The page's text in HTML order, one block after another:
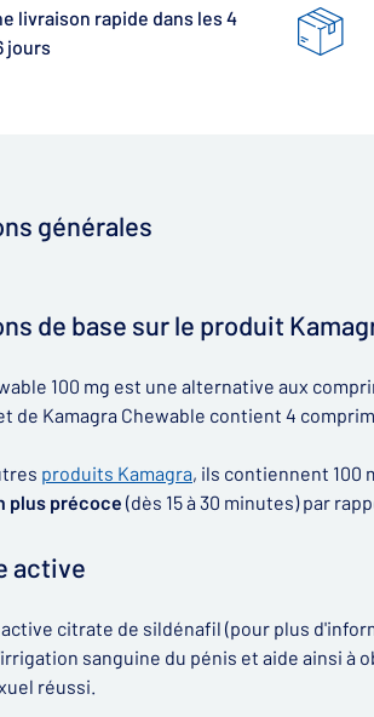
livraison rapide dans les 4
jours
générales
de base sur le produit
100 mg est une alternative aux
de Kamagra Chewable contient 4
produits Kamagra, ils contiennent 100
plus précoce (dès 15 à 30 minutes) par
active
citrate de sildénafil (pour plus
sanguine du pénis et aide ainsi
réussi.